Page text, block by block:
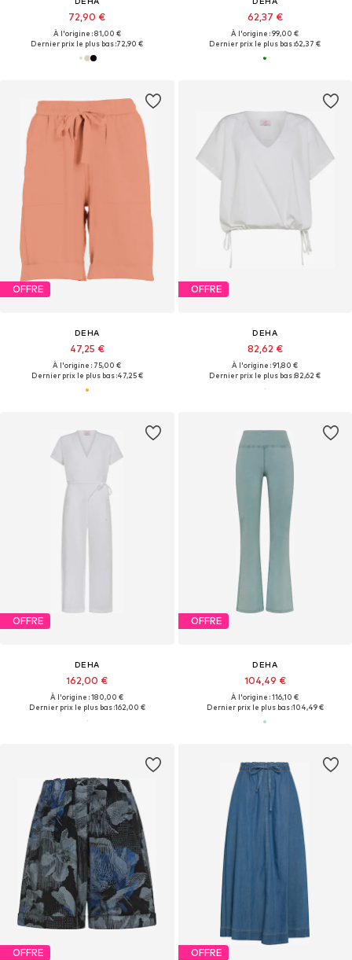
72,90 €
À l'origine : 81,00 €
Dernier prix le plus bas :72,90 €
62,37 €
À l'origine : 99,00 €
Dernier prix le plus bas :62,37 €
OFFRE
DEHA
47,25 €
À l'origine : 75,00 €
Dernier prix le plus bas :47,25 €
OFFRE
DEHA
82,62 €
À l'origine : 91,80 €
Dernier prix le plus bas :82,62 €
OFFRE
DEHA
162,00 €
À l'origine : 180,00 €
Dernier prix le plus bas :162,00 €
OFFRE
DEHA
104,49 €
À l'origine : 116,10 €
Dernier prix le plus bas :104,49 €
OFFRE OFFRE